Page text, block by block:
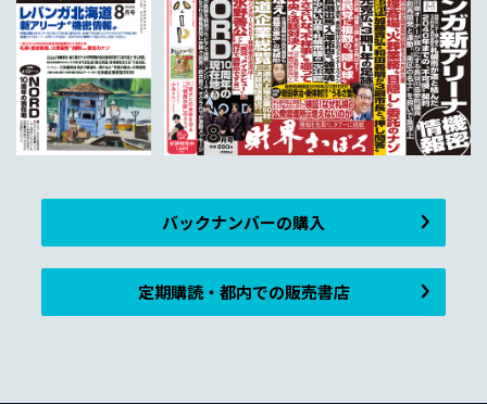
バックナンバーの購入
定期購読・都内での販売書店